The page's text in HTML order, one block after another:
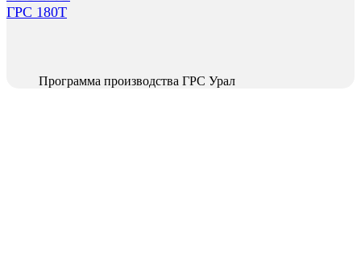
ГРС 180Т
Программа производства ГРС Урал